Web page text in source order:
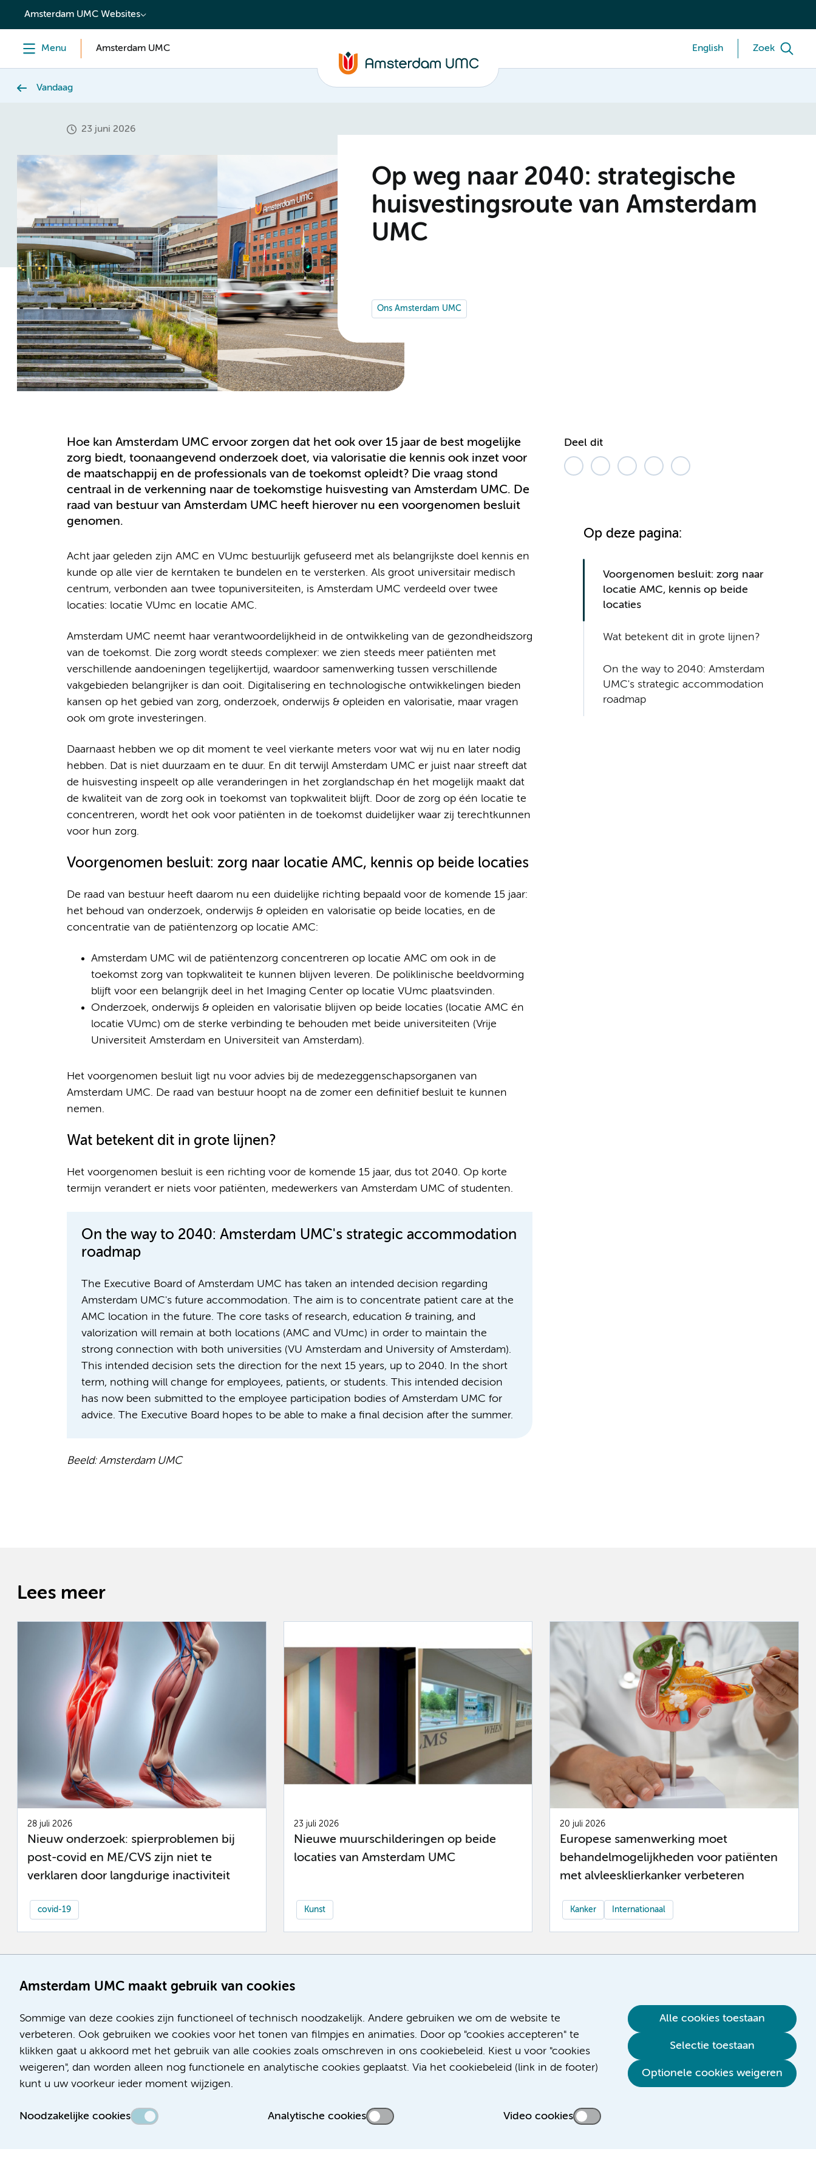
content
Amsterdam UMC maakt gebruik van cookies
Sommige van deze cookies zijn functioneel of technisch noodzakelijk. Andere gebruiken we om de website te
verbeteren. Ook gebruiken we cookies voor het tonen van filmpjes en animaties. Door op "cookies accepteren" te
klikken gaat u akkoord met het gebruik van alle cookies zoals omschreven in ons cookiebeleid. Kiest u voor "cookies
weigeren", dan worden alleen nog functionele en analytische cookies geplaatst. Via het cookiebeleid (link in de footer)
kunt u uw voorkeur ieder moment wijzigen.
Noodzakelijke cookies Analytische cookies Video cookies
Alle cookies toestaan
Selectie toestaan
Optionele cookies weigeren
Amsterdam UMC Websites
Menu Amsterdam UMC English Zoek
Vandaag
23 juni 2026
Op weg naar 2040: strategische
huisvestingsroute van Amsterdam
UMC
Ons Amsterdam UMC
Hoe kan Amsterdam UMC ervoor zorgen dat het ook over 15 jaar de best mogelijke
zorg biedt, toonaangevend onderzoek doet, via valorisatie die kennis ook inzet voor
de maatschappij en de professionals van de toekomst opleidt? Die vraag stond
centraal in de verkenning naar de toekomstige huisvesting van Amsterdam UMC. De
raad van bestuur van Amsterdam UMC heeft hierover nu een voorgenomen besluit
genomen.
Acht jaar geleden zijn AMC en VUmc bestuurlijk gefuseerd met als belangrijkste doel kennis en
kunde op alle vier de kerntaken te bundelen en te versterken. Als groot universitair medisch
centrum, verbonden aan twee topuniversiteiten, is Amsterdam UMC verdeeld over twee
locaties: locatie VUmc en locatie AMC.
Amsterdam UMC neemt haar verantwoordelijkheid in de ontwikkeling van de gezondheidszorg
van de toekomst. Die zorg wordt steeds complexer: we zien steeds meer patiënten met
verschillende aandoeningen tegelijkertijd, waardoor samenwerking tussen verschillende
vakgebieden belangrijker is dan ooit. Digitalisering en technologische ontwikkelingen bieden
kansen op het gebied van zorg, onderzoek, onderwijs & opleiden en valorisatie, maar vragen
ook om grote investeringen.
Daarnaast hebben we op dit moment te veel vierkante meters voor wat wij nu en later nodig
hebben. Dat is niet duurzaam en te duur. En dit terwijl Amsterdam UMC er juist naar streeft dat
de huisvesting inspeelt op alle veranderingen in het zorglandschap én het mogelijk maakt dat
de kwaliteit van de zorg ook in toekomst van topkwaliteit blijft. Door de zorg op één locatie te
concentreren, wordt het ook voor patiënten in de toekomst duidelijker waar zij terechtkunnen
voor hun zorg.
Voorgenomen besluit: zorg naar locatie AMC, kennis op beide locaties
De raad van bestuur heeft daarom nu een duidelijke richting bepaald voor de komende 15 jaar:
het behoud van onderzoek, onderwijs & opleiden en valorisatie op beide locaties, en de
concentratie van de patiëntenzorg op locatie AMC:
Amsterdam UMC wil de patiëntenzorg concentreren op locatie AMC om ook in de
toekomst zorg van topkwaliteit te kunnen blijven leveren. De poliklinische beeldvorming
blijft voor een belangrijk deel in het Imaging Center op locatie VUmc plaatsvinden.
Onderzoek, onderwijs & opleiden en valorisatie blijven op beide locaties (locatie AMC én
locatie VUmc) om de sterke verbinding te behouden met beide universiteiten (Vrije
Universiteit Amsterdam en Universiteit van Amsterdam).
Het voorgenomen besluit ligt nu voor advies bij de medezeggenschapsorganen van
Amsterdam UMC. De raad van bestuur hoopt na de zomer een definitief besluit te kunnen
nemen.
Wat betekent dit in grote lijnen?
Het voorgenomen besluit is een richting voor de komende 15 jaar, dus tot 2040. Op korte
termijn verandert er niets voor patiënten, medewerkers van Amsterdam UMC of studenten.
On the way to 2040: Amsterdam UMC's strategic accommodation
roadmap
The Executive Board of Amsterdam UMC has taken an intended decision regarding
Amsterdam UMC's future accommodation. The aim is to concentrate patient care at the
AMC location in the future. The core tasks of research, education & training, and
valorization will remain at both locations (AMC and VUmc) in order to maintain the
strong connection with both universities (VU Amsterdam and University of Amsterdam).
This intended decision sets the direction for the next 15 years, up to 2040. In the short
term, nothing will change for employees, patients, or students. This intended decision
has now been submitted to the employee participation bodies of Amsterdam UMC for
advice. The Executive Board hopes to be able to make a final decision after the summer.
Beeld: Amsterdam UMC
Deel dit
Op deze pagina:
Voorgenomen besluit: zorg naar
locatie AMC, kennis op beide
locaties
Wat betekent dit in grote lijnen?
On the way to 2040: Amsterdam
UMC's strategic accommodation
roadmap
Lees meer
28 juli 2026
Nieuw onderzoek: spierproblemen bij
post-covid en ME/CVS zijn niet te
verklaren door langdurige inactiviteit
covid-19
23 juli 2026
Nieuwe muurschilderingen op beide
locaties van Amsterdam UMC
Kunst
20 juli 2026
Europese samenwerking moet
behandelmogelijkheden voor patiënten
met alvleesklierkanker verbeteren
Kanker Internationaal